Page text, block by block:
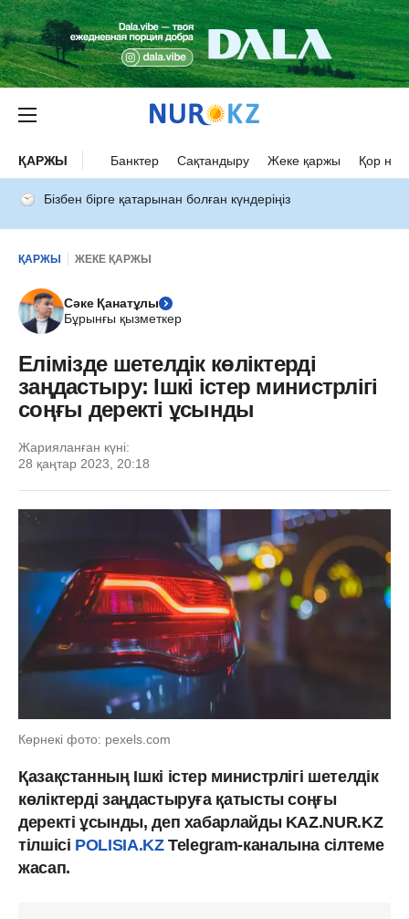
ҚАРЖЫ Банктер Сақтандыру Жеке қаржы Қор
Бізбен бірге қатарынан болған күндеріңіз
ҚАРЖЫ ЖЕКЕ ҚАРЖЫ
Сәке Қанатұлы
Бұрынғы қызметкер
Елімізде шетелдік көліктерді
заңдастыру: Ішкі істер министрлігі
соңғы деректі ұсынды
Жарияланған күні:
28 қаңтар 2023, 20:18
Көрнекі фото: pexels.com
Қазақстанның Ішкі істер министрлігі шетелдік
көліктерді заңдастыруға қатысты соңғы
деректі ұсынды, деп хабарлайды KAZ.NUR.KZ
тілшісі POLISIA.KZTelegram-каналына сілтеме
жасап.